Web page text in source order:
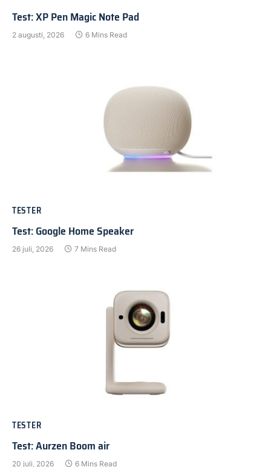
Test: XP Pen Magic Note Pad
2 augusti, 2026 6 Mins Read
TESTER
Test: Google Home Speaker
26 juli, 2026 7 Mins Read
TESTER
Test: Aurzen Boom air
20 juli, 2026 6 Mins Read